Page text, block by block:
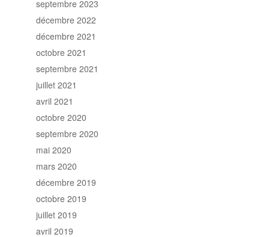
septembre 2023
décembre 2022
décembre 2021
octobre 2021
septembre 2021
juillet 2021
avril 2021
octobre 2020
septembre 2020
mai 2020
mars 2020
décembre 2019
octobre 2019
juillet 2019
avril 2019